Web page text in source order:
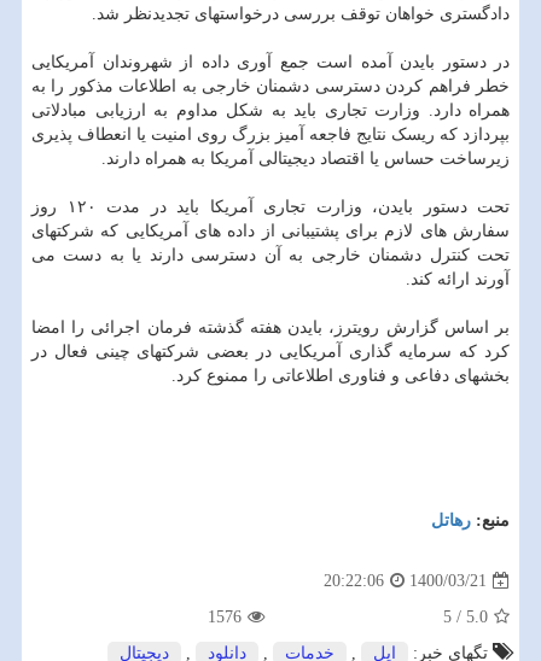
دادگستری خواهان توقف بررسی درخواستهای تجدیدنظر شد.
در دستور بایدن آمده است جمع آوری داده از شهروندان آمریکایی
خطر فراهم کردن دسترسی دشمنان خارجی به اطلاعات مذکور را به
همراه دارد. وزارت تجاری باید به شکل مداوم به ارزیابی مبادلاتی
بپردازد که ریسک نتایج فاجعه آمیز بزرگ روی امنیت یا انعطاف پذیری
زیرساخت حساس یا اقتصاد دیجیتالی آمریکا به همراه دارند.
تحت دستور بایدن، وزارت تجاری آمریکا باید در مدت ۱۲۰ روز
سفارش های لازم برای پشتیبانی از داده های آمریکایی که شرکتهای
تحت کنترل دشمنان خارجی به آن دسترسی دارند یا به دست می
آورند ارائه کند.
بر اساس گزارش رویترز، بایدن هفته گذشته فرمان اجرائی را امضا
کرد که سرمایه گذاری آمریکایی در بعضی شرکتهای چینی فعال در
بخشهای دفاعی و فناوری اطلاعاتی را ممنوع کرد.
منبع: رهاتل
1400/03/21
20:22:06
5.0
/
5
1576
تگهای خبر:
اپل , خدمات , دانلود , دیجیتال